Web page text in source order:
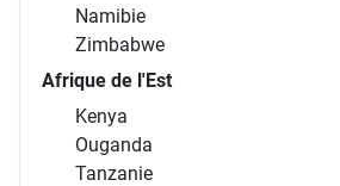
Namibie
Zimbabwe
Afrique de l'Est
Kenya
Ouganda
Tanzanie